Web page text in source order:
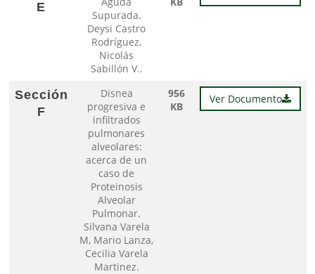
E
Supurada.
Deysi Castro
Rodríguez,
Nicolás
Sabillón V..
Sección
F
Disnea
progresiva e
infiltrados
pulmonares
alveolares:
acerca de un
caso de
Proteinosis
Alveolar
Pulmonar.
Silvana Varela
M, Mario Lanza,
Cecilia Varela
Martinez.
956
KB
Ver Documento